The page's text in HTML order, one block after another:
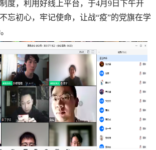
度，利用好线上平台，于4月 9 日下午开
忘初心，牢记使命，让战“疫”的党旗在学